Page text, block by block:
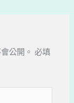
公開。 必填